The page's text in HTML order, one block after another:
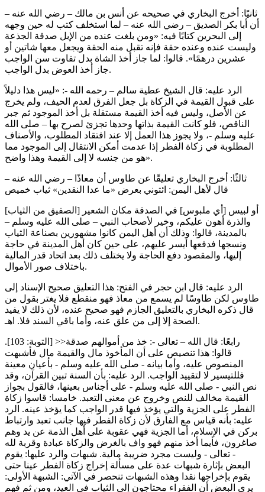
ثانيًا: أخرج البخاري في صحيحه عن أنس بن مالك – رضي الله عنه –
أن أبا بكر الصديق – رضي الله عنه – لما استخلف كتب له حين وجهه
إلى البحرين كتابًا فيه: «ومن بلغت عنده من الإبل صدقة الجذعة
وليست عنده وعنده حقة فإنه تقبل منه الحقة ويجعل معها شاتين أو
عشرين درهمًا». قالوا: لما جاز أخذ الشاة بدل تفاوت سن الواجب
جاز أخذ العوض بدل الواجب.
الرد عليه: قال الشيخ عطية سالم – رحمه الله -: «ليس هذا دليلاً
على قبول القيمة في الزكاة بل جعل الفرق لعدم الحيف، ولم يخرج
عن الأصل، وليس فيه أخذ القيمة مستقلة بل أخذ الموجود ثم جبر
الناقص، فلو كانت القيمة بذاتها وحدها تجزئ لصرح بها – صلى الله
عليه وسلم -، ولا يجوز هذا العمل إلا عند افتقاد المطلوب، والأصناف
المطلوبة في زكاة الفطر إذا عدمت أمكن الانتقال إلى الموجود مما
هو من جنسه لا إلى القيمة وهذا واضح».
ثالثًا: أخرج البخاري تعليقًا عن طاوس أن معاذًا – رضي الله عنه –
قال لأهل اليمن: ائتوني بعرض «ما عدا النقدين» ثياب خميص
[الصفيق من الثياب] أو لبيس [أي ملبوس] في الصدقة مكان الشعير
والذرة أهون عليكم، وخير لأصحاب النبي – صلى الله عليه وسلم –
بالمدينة، قالوا: وذلك أن أهل اليمن كانوا مشهورين بصناعة الثياب
ونسجها فدفعها أيسر عليهم، على حين كان أهل المدينة في حاجة
إليها، والمقصود دفع الحاجة ولا يختلف ذلك بعد اتحاد قدر المالية
باختلاف صور الأموال.
الرد عليه: قال ابن حجر في الفتح: هذا التعليق صحيح الإسناد إلى
طاوس لكن طاوسًا لم يسمع من معاذ فهو منقطع فلا يغتر بقول من
قال ذكره البخاري بالتعليق الجازم فهو صحيح عنده، لأن ذلك لا يفيد
الصحة إلا إلى من علق عنه، وأما باقي السند فلا. اهـ.
رابعًا: قال الله – تعالى -: خذ من أموالهم صدقة<< [التوبة: 103].
قالوا: هذا تنصيص على أن المأخوذ مال والقيمة مال فأشبهت
المنصوص عليه، وأما بيانه - صلى الله عليه وسلم - بأعيان معينة
فللتيسير لا لتقييد الواجب. الرد عليه: بأن السنة تبين القرآن، وقد
نص النبي - صلى الله عليه وسلم - على أجناس بعينها، فالقول بجواز
القيمة مخالف للنص وخروج عن معنى التعبد. خامسا: قاسوا زكاة
الفطر على الجزية والتي يؤخذ فيها قدر الواجب كما يؤخذ عينه. الرد
عليه: بأنه قياس مع الفارق لأن زكاة الفطر فيها جانب تعبد وارتباط
بركن في الإسلام، أما الجزية فهي عقوبة على أهل الذمة عن يد وهم
صاغرون، فأيما أخذ منهم فهو واف بالغرض والزكاة عبادة وقربة لله
- تعالى - وليست مجرد ضريبة مالية. شبهات والرد عليها: يقوم
البعض بإثارة شبهات عدة على مسألة إخراج زكاة الفطر عينا حتى
يقوم بإخراجها نقدا وهذه الشبهات تنحصر في الآتي: الشبهة الأولى:
يرى البعض أن الفقراء محتاجون إلى الثياب في العيد، ومن ثم فهم